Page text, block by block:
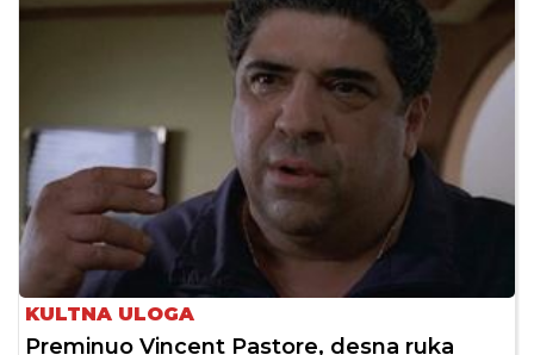
KULTNA ULOGA
Preminuo Vincent Pastore, desna ruka